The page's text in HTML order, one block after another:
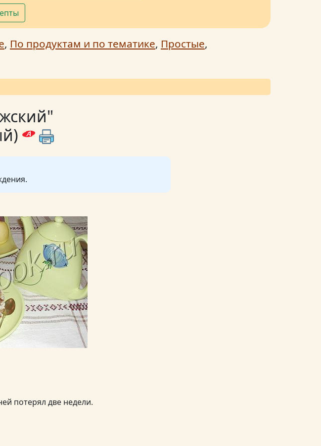
, По продуктам и по тематике, Простые,
срезе.
вкуснее, чем крем на сгущенке
симбиоз этих кремов дал такой
значительно вкуснее, чем класть
внутри торта настолько
торта, как украшение. А этот слой
торту.
потерял две недели.